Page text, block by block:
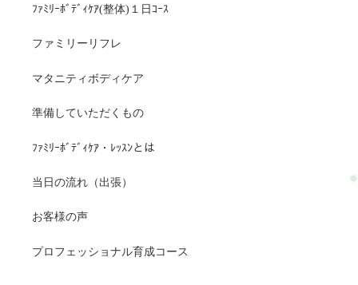
ﾌｧﾐﾘｰﾎﾞﾃﾞｨｹｱ(整体)１日ｺｰｽ
ファミリーリフレ
マタニティボディケア
準備していただくもの
ﾌｧﾐﾘｰﾎﾞﾃﾞｨｹｱ・ﾚｯｽﾝとは
当日の流れ（出張）
お客様の声
プロフェッショナル育成コース